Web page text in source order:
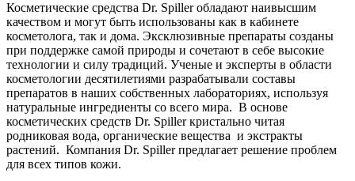
Косметические средства Dr. Spiller обладают наивысшим
качеством и могут быть использованы как в кабинете
косметолога, так и дома. Эксклюзивные препараты созданы
при поддержке самой природы и сочетают в себе высокие
технологии и силу традиций. Ученые и эксперты в области
косметологии десятилетиями разрабатывали составы
препаратов в наших собственных лабораториях, используя
натуральные ингредиенты со всего мира. В основе
косметических средств Dr. Spiller кристально читая
родниковая вода, органические вещества и экстракты
растений. Компания Dr. Spiller предлагает решение проблем
для всех типов кожи.